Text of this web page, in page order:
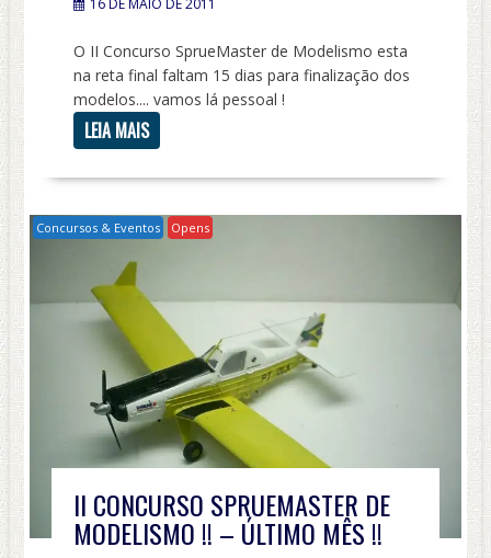
16 DE MAIO DE 2011
O II Concurso SprueMaster de Modelismo esta
na reta final faltam 15 dias para finalização dos
modelos.... vamos lá pessoal !
LEIA MAIS
Concursos & Eventos Opens
II CONCURSO SPRUEMASTER DE
MODELISMO !! – ÚLTIMO MÊS !!